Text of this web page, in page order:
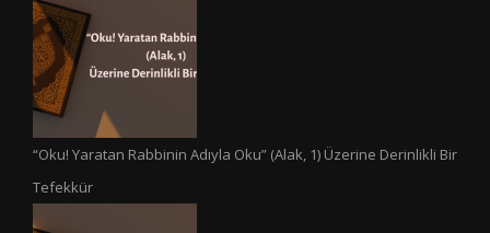
“Oku! Yaratan Rabbinin Adıyla Oku” (Alak, 1) Üzerine Derinlikli Bir
Tefekkür